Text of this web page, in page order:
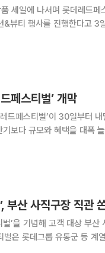
에 나서며 롯데레드페스티벌
를 진행한다고 3일 밝혔다. 본격적
단과 피부 진정 등에
페스티벌’ 개막
드페스티벌’이 30일부터
보다 규모와 혜택을 대폭
수준에 선보인다.
부산 사직구장 직관
’을 기념해 고객 대상 부
은 롯데그룹 유통군 등 계